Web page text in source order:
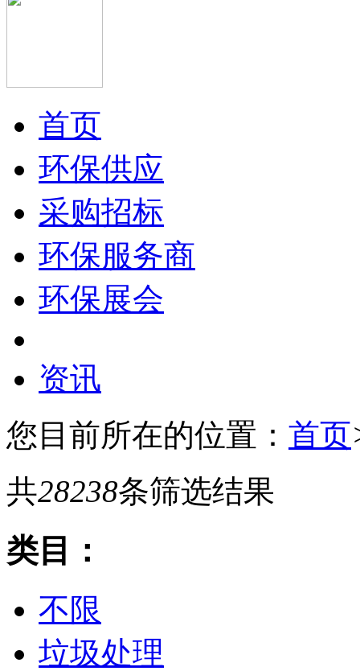
首页
环保供应
采购招标
环保服务商
环保展会
资讯
您目前所在的位置： 首页
共28238条筛选结果
类目：
不限
垃圾处理